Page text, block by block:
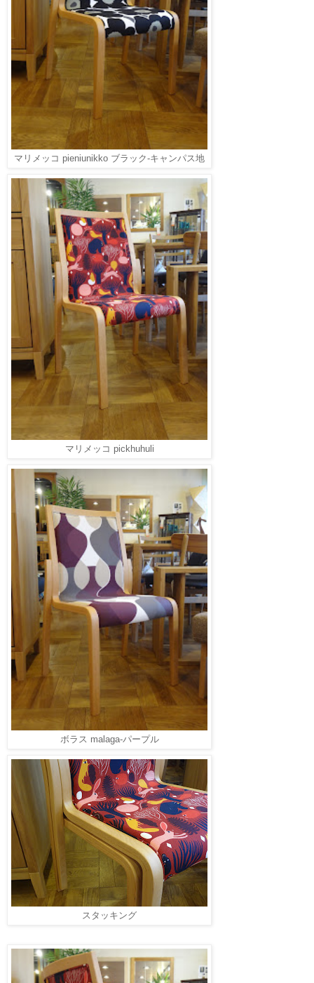
マリメッコ pieniunikko ブラック-キャンパス地
マリメッコ pickhuhuli
ボラス malaga-パープル
スタッキング